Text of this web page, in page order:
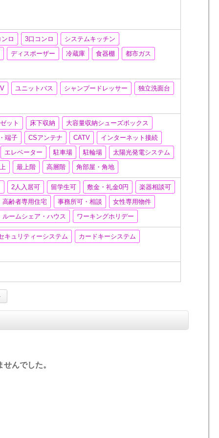
ロ 3口コンロ
システムキッチン
ディスポーザー 冷蔵庫 食器棚 都市ガス
ユニットバス シャンプードレッサー 独立洗面台
ット 床下収納
大容量収納シューズボックス
端子
CSアンテナ CATV
インターネット接続
エレベーター
駐車場 駐輪場
太陽光発電システム
最上階 高層階 角部屋・角地
2人入居可 留学生可 敷金・礼金0円
楽器相談可
高齢者専用住宅
事務所可・相談
女性専用物件
ルームシェア・ハウス
ワーキングホリデー
キュリティーシステム カードキーシステム
んでした。